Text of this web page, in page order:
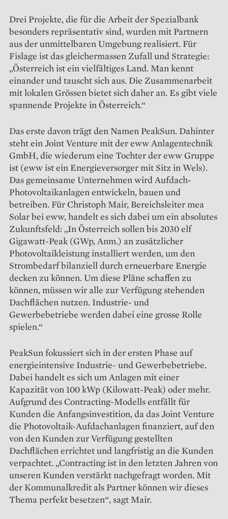
Drei Projekte, die für die Arbeit der Spezialbank
besonders repräsentativ sind, wurden mit Partnern
aus der unmittelbaren Umgebung realisiert. Für
Fislage ist das gleichermassen Zufall und Strategie:
„Österreich ist ein vielfältiges Land. Man kennt
einander und tauscht sich aus. Die Zusammenarbeit
mit lokalen Grössen bietet sich daher an. Es gibt viele
spannende Projekte in Österreich.“
Das erste davon trägt den Namen PeakSun. Dahinter
steht ein Joint Venture mit der eww Anlagentechnik
GmbH, die wiederum eine Tochter der eww Gruppe
ist (eww ist ein Energieversorger mit Sitz in Wels).
Das gemeinsame Unternehmen wird Aufdach-
Photovoltaik­anlagen entwick­eln, bauen und
betreiben. Für Christoph Mair, Bereichsleiter mea
Solar bei eww, handelt es sich dabei um ein absolutes
Zukunftsfeld: „In Österreich sollen bis 2030 elf
Gigawatt-Peak (GWp, Anm.) an zusätz­licher
Photovoltaikleistung installiert werden, um den
Strombedarf bilanziell durch erneuerbare Energie
decken zu können. Um diese Pläne schaffen zu
können, müssen wir alle zur Verfügung stehenden
Dachflächen nutzen. Industrie- und
Gewerbebetriebe werden dabei eine grosse Rolle
spielen.“
PeakSun fokussiert sich in der ersten Phase auf
energieintensive Industrie- und Gewerbebetriebe.
Dabei handelt es sich um Anlagen mit einer
Kapazität von 100 kWp (Kilowatt-Peak) oder mehr.
Aufgrund des Contracting-Modells entfällt für
Kunden die Anfangsinvestition, da das Joint Venture
die Photovoltaik-Aufdachanlagen finanziert, auf den
von den Kunden zur Verfügung gestellten
Dachflächen errichtet und langfristig an die Kunden
verpachtet. „Contracting ist in den letzten Jahren von
unseren Kunden verstärkt nachgefragt worden. Mit
der Kommunalkredit als Partner können wir dieses
Thema perfekt besetzen“, sagt Mair.